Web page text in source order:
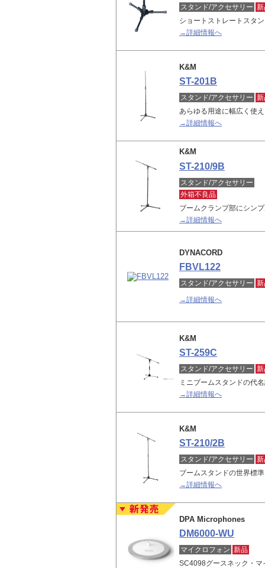
スタンド/アクセサリー
ショートストレートスタ
→詳細情報へ
K&M
ST-201B
スタンド/アクセサリー
あらゆる用途に幅広く使
→詳細情報へ
K&M
ST-210/9B
スタンド/アクセサリー
外箱不良品
ブームクランプ部にシン
→詳細情報へ
DYNACORD
FBVL122
スタンド/アクセサリー
→詳細情報へ
K&M
ST-259C
スタンド/アクセサリー
ミニブームスタンドの代
→詳細情報へ
K&M
ST-210/2B
スタンド/アクセサリー
ブームスタンドの世界標
→詳細情報へ
DPA Microphones
DM6000-WU
マイクロフォン 新品
SC4098グースネック・マ